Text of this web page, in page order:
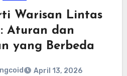
Warisan Lintas
Aturan dan
yang Berbeda
April 13, 2026